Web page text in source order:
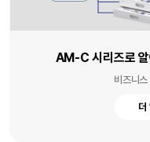
AM-C 시리즈로
비즈니스
더